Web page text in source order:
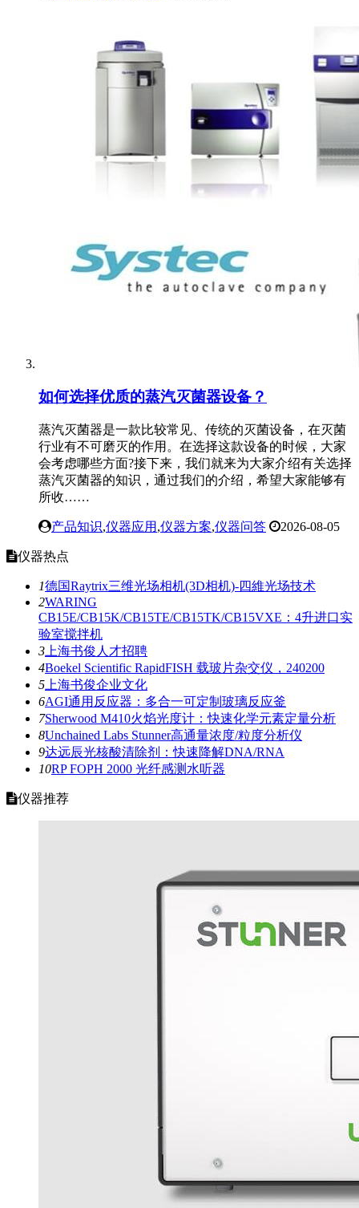
如何选择优质的蒸汽灭菌器设备？
蒸汽灭菌器是一款比较常见、传统的灭菌设备，在灭菌
行业有不可磨灭的作用。在选择这款设备的时候，大家
会考虑哪些方面?接下来，我们就来为大家介绍有关选择
蒸汽灭菌器的知识，通过我们的介绍，希望大家能够有
所收……
产品知识,仪器应用 ,仪器方案,仪器问答 2026-08-05
仪器热点
1德国Raytrix三维光场相机(3D相机)-四維光场技术
2WARING
CB15E/CB15K/CB15TE/CB15TK/CB15VXE：4升进口实
验室搅拌机
3 上海书俊人才招聘
4Boekel Scientific RapidFISH 载玻片杂交仪，240200
5 上海书俊企业文化
6AGI通用反应器：多合一可定制玻璃反应釜
7Sherwood M410火焰光度计：快速化学元素定量分析
8Unchained Labs Stunner高通量浓度/粒度分析仪
9达远辰光核酸清除剂：快速降解DNA/RNA
10RP FOPH 2000 光纤感测水听器
仪器推荐